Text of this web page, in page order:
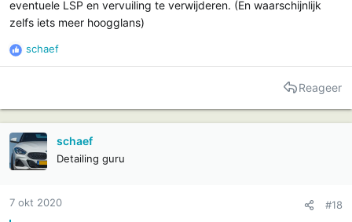
eventuele LSP en vervuiling te verwijderen. (En waarschijnlijk
zelfs iets meer hoogglans)
R
e
i
e
s
schaef
Reageer
schaef
Detailing guru
7 okt 2020 #18